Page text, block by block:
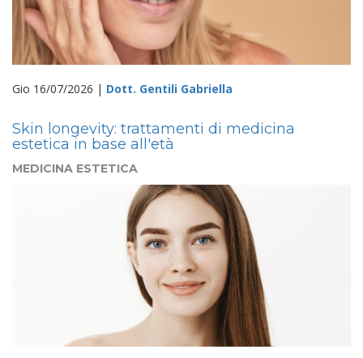
Gio 16/07/2026 | Dott. Gentili Gabriella
Skin longevity: trattamenti di medicina
estetica in base all'età
MEDICINA ESTETICA